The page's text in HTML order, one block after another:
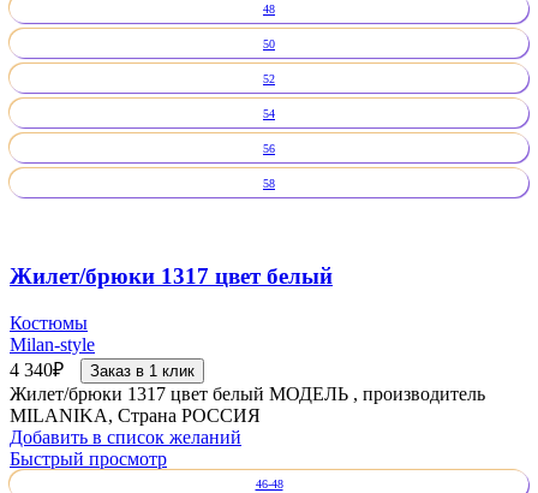
48
50
52
54
56
58
Жилет/брюки 1317 цвет белый
Костюмы
Milan-style
4 340₽ Заказ в 1 клик
Жилет/брюки 1317 цвет белый МОДЕЛЬ , производитель
MILANIKA, Страна РОССИЯ
Добавить в список желаний
Быстрый просмотр
46-48